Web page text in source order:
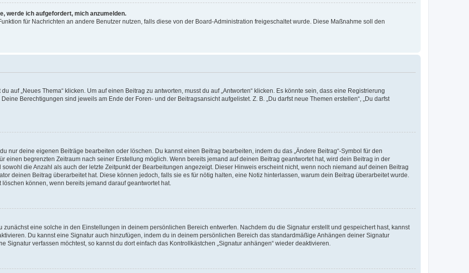
werde ich aufgefordert, mich anzumelden.
für Nachrichten an andere Benutzer nutzen, falls diese von der Board-Administration freigeschaltet wurde. Diese Maßnahme soll den
auf „Neues Thema“ klicken. Um auf einen Beitrag zu antworten, musst du auf „Antworten“ klicken. Es könnte sein, dass eine Registrierung
Berechtigungen sind jeweils am Ende der Foren- und der Beitragsansicht aufgelistet. Z. B. „Du darfst neue Themen erstellen“, „Du darfst
nur deine eigenen Beiträge bearbeiten oder löschen. Du kannst einen Beitrag bearbeiten, indem du das „Ändere Beitrag“-Symbol für den
einen begrenzten Zeitraum nach seiner Erstellung möglich. Wenn bereits jemand auf deinen Beitrag geantwortet hat, wird dein Beitrag in der
die Anzahl als auch der letzte Zeitpunkt der Bearbeitungen angezeigt. Dieser Hinweis erscheint nicht, wenn noch niemand auf deinen Beitrag
deinen Beitrag überarbeitet hat. Diese können jedoch, falls sie es für nötig halten, eine Notiz hinterlassen, warum dein Beitrag überarbeitet wurde.
können, wenn bereits jemand darauf geantwortet hat.
eine solche in den Einstellungen in deinem persönlichen Bereich entwerfen. Nachdem du die Signatur erstellt und gespeichert hast, kannst
Du kannst eine Signatur auch hinzufügen, indem du in deinem persönlichen Bereich das standardmäßige Anhängen deiner Signatur
Signatur verfassen möchtest, so kannst du dort einfach das Kontrollkästchen „Signatur anhängen“ wieder deaktivieren.